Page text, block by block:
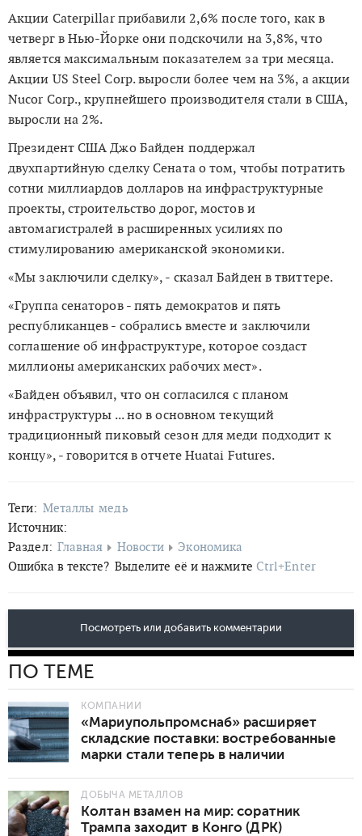
Акции Caterpillar прибавили 2,6% после того, как в
четверг в Нью-Йорке они подскочили на 3,8%, что
является максимальным показателем за три месяца.
Акции US Steel Corp. выросли более чем на 3%, а акции
Nucor Corp., крупнейшего производителя стали в США,
выросли на 2%.
Президент США Джо Байден поддержал
двухпартийную сделку Сената о том, чтобы потратить
сотни миллиардов долларов на инфраструктурные
проекты, строительство дорог, мостов и
автомагистралей в расширенных усилиях по
стимулированию американской экономики.
«Мы заключили сделку», - сказал Байден в твиттере.
«Группа сенаторов - пять демократов и пять
республиканцев - собрались вместе и заключили
соглашение об инфраструктуре, которое создаст
миллионы американских рабочих мест».
«Байден объявил, что он согласился с планом
инфраструктуры ... но в основном текущий
традиционный пиковый сезон для меди подходит к
концу», - говорится в отчете Huatai Futures.
Теги: Металлы медь
Источник:
Раздел: Главная Новости
Экономика
Ошибка в тексте? Выделите её и нажмите Ctrl+Enter
Посмотреть или добавить комментарии
ПО ТЕМЕ
КОМПАНИИ
«Мариупольпромснаб» расширяет
складские поставки: востребованные
марки стали теперь в наличии
ДОБЫЧА МЕТАЛЛОВ
Колтан взамен на мир: соратник
Трампа заходит в Конго (ДРК)